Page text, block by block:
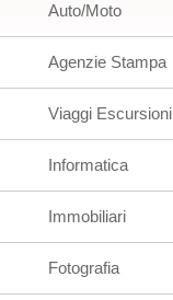
Auto/Moto
Agenzie Stampa
Viaggi Escursioni
Informatica
Immobiliari
Fotografia